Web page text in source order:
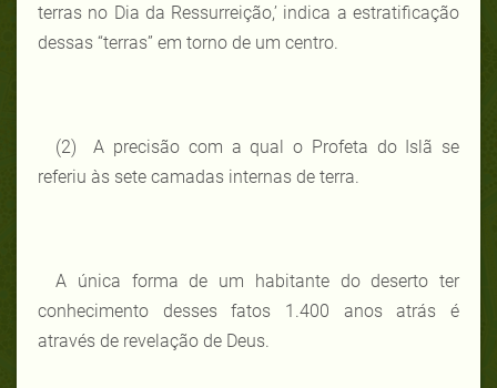
terras no Dia da Ressurreição,’ indica a estratificação
dessas “terras” em torno de um centro.
(2) A precisão com a qual o Profeta do Islã se
referiu às sete camadas internas de terra.
A única forma de um habitante do deserto ter
conhecimento desses fatos 1.400 anos atrás é
através de revelação de Deus.